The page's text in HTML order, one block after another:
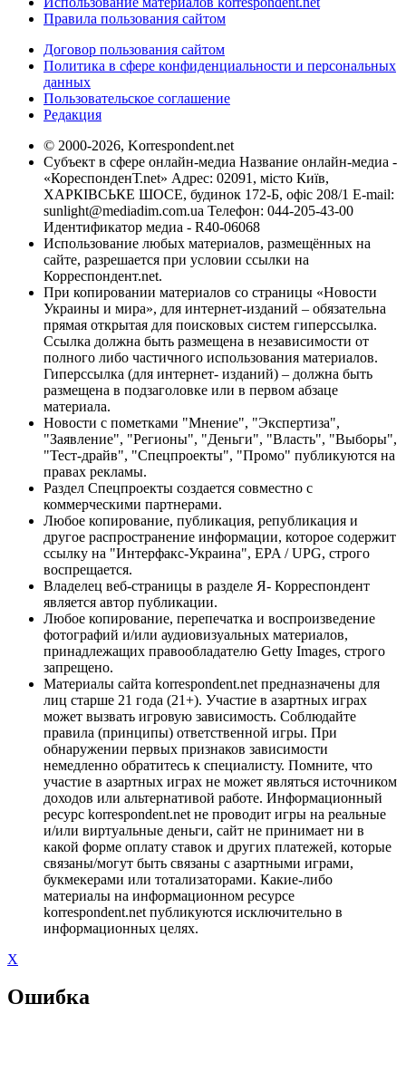
Правила пользования сайтом
Договор пользования сайтом
Политика в сфере конфиденциальности и персональных
данных
Пользовательское соглашение
Редакция
© 2000-2026, Korrespondent.net
Субъект в сфере онлайн-медиа Название онлайн-медиа -
«КореспонденТ.net» Адрес: 02091, місто Київ,
ХАРКІВСЬКЕ ШОСЕ, будинок 172-Б, офіс 208/1 E-mail:
sunlight@mediadim.com.ua Телефон: 044-205-43-00
Идентификатор медиа - R40-06068
Использование любых материалов, размещённых на
сайте, разрешается при условии ссылки на
Корреспондент.net.
При копировании материалов со страницы «Новости
Украины и мира», для интернет-изданий – обязательна
прямая открытая для поисковых систем гиперссылка.
Ссылка должна быть размещена в независимости от
полного либо частичного использования материалов.
Гиперссылка (для интернет- изданий) – должна быть
размещена в подзаголовке или в первом абзаце
материала.
Новости с пометками "Мнение", "Экспертиза",
"Заявление", "Регионы", "Деньги", "Власть", "Выборы",
"Тест-драйв", "Спецпроекты", "Промо" публикуются на
правах рекламы.
Раздел Спецпроекты создается совместно с
коммерческими партнерами.
Любое копирование, публикация, републикация и
другое распространение информации, которое содержит
ссылку на "Интерфакс-Украина", EPA / UPG, строго
воспрещается.
Владелец веб-страницы в разделе Я- Корреспондент
является автор публикации.
Любое копирование, перепечатка и воспроизведение
фотографий и/или аудиовизуальных материалов,
принадлежащих правообладателю Getty Images, строго
запрещено.
Материалы сайта korrespondent.net предназначены для
лиц старше 21 года (21+). Участие в азартных играх
может вызвать игровую зависимость. Соблюдайте
правила (принципы) ответственной игры. При
обнаружении первых признаков зависимости
немедленно обратитесь к специалисту. Помните, что
участие в азартных играх не может являться источником
доходов или альтернативой работе. Информационный
ресурс korrespondent.net не проводит игры на реальные
и/или виртуальные деньги, сайт не принимает ни в
какой форме оплату ставок и других платежей, которые
связаны/могут быть связаны с азартными играми,
букмекерами или тотализаторами. Какие-либо
материалы на информационном ресурсе
korrespondent.net публикуются исключительно в
информационных целях.
X
Ошибка